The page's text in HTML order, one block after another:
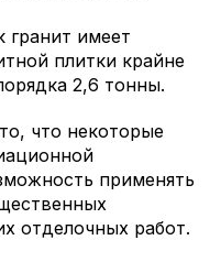
гранит имеет
плитки крайне
2,6 тонны.
что некоторые
применять
отделочных работ.